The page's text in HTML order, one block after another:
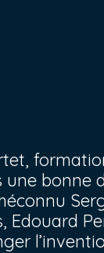
bonne
Edouard